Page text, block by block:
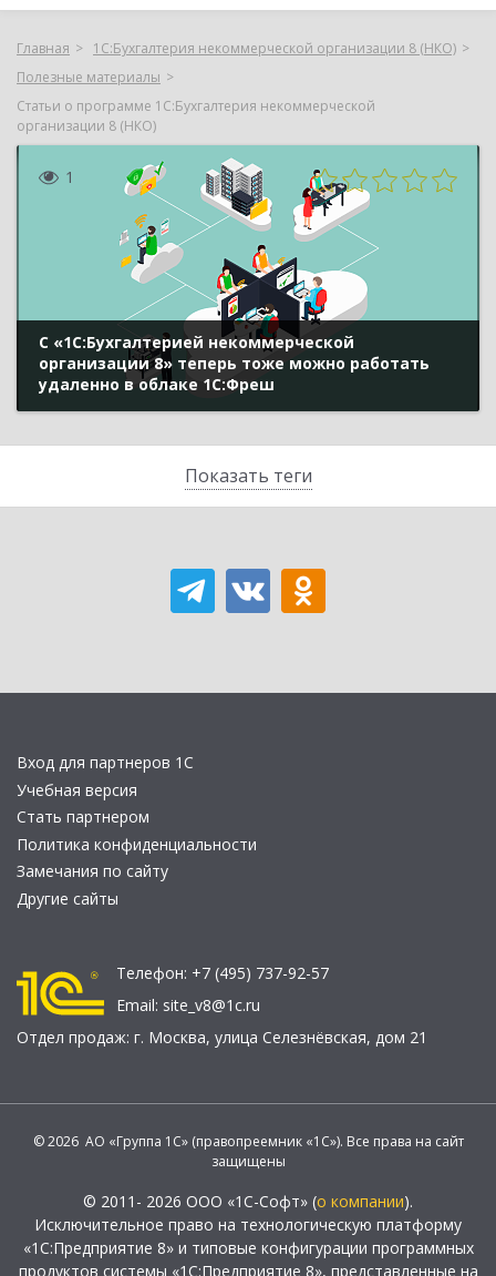
Главная
1С:Бухгалтерия некоммерческой организации 8 (НКО)
Полезные материалы
Статьи о программе 1С:Бухгалтерия некоммерческой
организации 8 (НКО)
Показать теги
1
С «1С:Бухгалтерией некоммерческой
организации 8» теперь тоже можно работать
удаленно в облаке 1С:Фреш
Вход для партнеров 1С
Учебная версия
Стать партнером
Политика конфиденциальности
Замечания по сайту
Другие сайты
Телефон: +7 (495) 737-92-57
Email: site_v8@1c.ru
Отдел продаж: г. Москва, улица Селезнёвская, дом 21
© 2026 АО «Группа 1С» (правопреемник «1С»). Все права на сайт
защищены
© 2011- 2026 ООО «1С-Софт» (о компании).
Исключительное право на технологическую платформу
«1С:Предприятие 8» и типовые конфигурации программных
продуктов системы «1С:Предприятие 8», представленные на